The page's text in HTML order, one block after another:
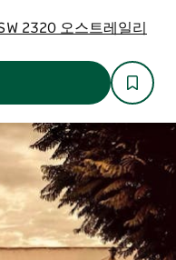
2320 오스트레일리